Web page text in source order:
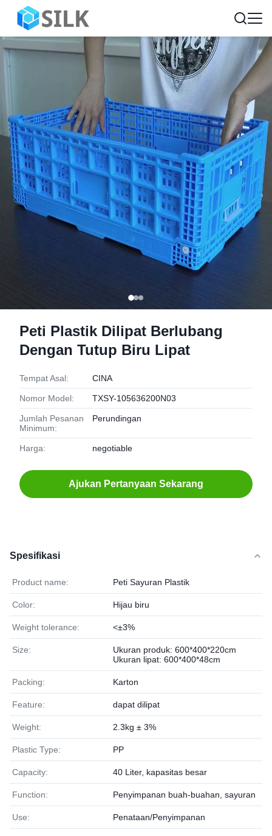
Peti Plastik Dilipat Berlubang
Dengan Tutup Biru Lipat
Tempat Asal: CINA
Nomor Model: TXSY-105636200N03
Jumlah Pesanan
Minimum:
Perundingan
Harga: negotiable
Ajukan Pertanyaan Sekarang
Spesifikasi
Product name: Peti Sayuran Plastik
Color: Hijau biru
Weight tolerance: <±3%
Size:
Ukuran produk: 600*400*220cm
Ukuran lipat: 600*400*48cm
Packing: Karton
Feature: dapat dilipat
Weight: 2.3kg ± 3%
Plastic Type: PP
Capacity: 40 Liter, kapasitas besar
Function: Penyimpanan buah-buahan, sayuran
Use: Penataan/Penyimpanan